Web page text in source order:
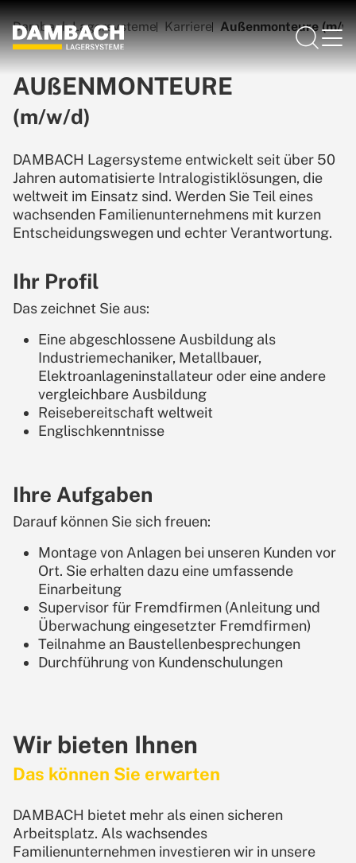
Dambach Lagersysteme Karriere Außenmonteure (m/
AUßENMONTEURE
(m/w/d)
DAMBACH Lagersysteme entwickelt seit über 50
Jahren automatisierte Intralogistiklösungen, die
weltweit im Einsatz sind. Werden Sie Teil eines
wachsenden Familienunternehmens mit kurzen
Entscheidungswegen und echter Verantwortung.
Ihr Profil
Das zeichnet Sie aus:
Eine abgeschlossene Ausbildung als
Industriemechaniker, Metallbauer,
Elektroanlageninstallateur oder eine andere
vergleichbare Ausbildung
Reisebereitschaft weltweit
Englischkenntnisse
Ihre Aufgaben
Darauf können Sie sich freuen:
Montage von Anlagen bei unseren Kunden vor
Ort. Sie erhalten dazu eine umfassende
Einarbeitung
Supervisor für Fremdfirmen (Anleitung und
Überwachung eingesetzter Fremdfirmen)
Teilnahme an Baustellenbesprechungen
Durchführung von Kundenschulungen
Wir bieten Ihnen
Das können Sie erwarten
DAMBACH bietet mehr als einen sicheren
Arbeitsplatz. Als wachsendes
Familienunternehmen investieren wir in unsere